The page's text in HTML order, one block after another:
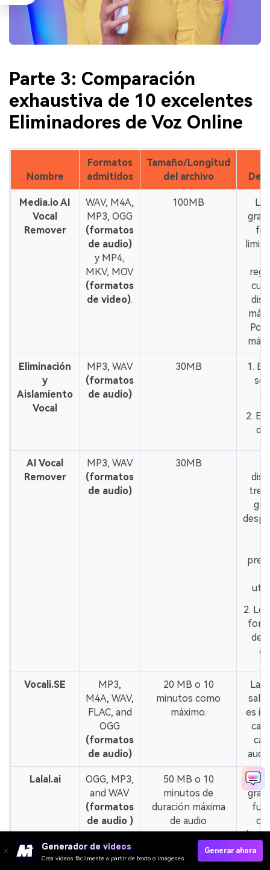
Parte 3: Comparación
exhaustiva de 10 excelentes
Eliminadores de Voz Online
Nombre
Formatos
admitidos
Tamaño/Longitud
del archivo
Media.io AI
Vocal
Remover
WAV, M4A,
MP3, OGG
(formatos
de audio)
y MP4,
MKV, MOV
(formatos
de video).
100MB
La
más
más
Eliminación
y
Aislamiento
Vocal
MP3, WAV
(formatos
de audio)
30MB
1. El
2.
de
AI Vocal
Remover
MP3, WAV
(formatos
de audio)
30MB
tres
2.
del
Vocali.SE
MP3,
M4A, WAV,
FLAC, and
OGG
(formatos
de audio)
20 MB o 10
minutos como
máximo.
La
es
Lalal.ai
OGG, MP3,
and WAV
(formatos
de audio )
50 MB o 10
minutos de
duración máxima
de audio
1.
la
pago
Generador de videos
Crea videos fácilmente a partir de texto o imágenes
Generar ahora